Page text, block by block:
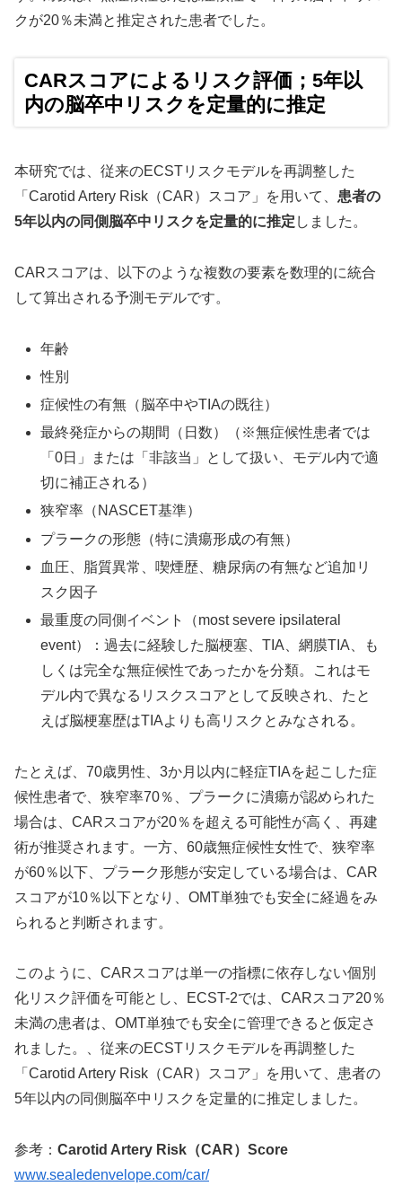
クが20％未満と推定された患者でした。
CARスコアによるリスク評価；5年以
内の脳卒中リスクを定量的に推定
本研究では、従来のECSTリスクモデルを再調整した
「Carotid Artery Risk（CAR）スコア」を用いて、 患者の
5年以内の同側脳卒中リスクを定量的に推定 しました。
CARスコアは、以下のような複数の要素を数理的に統合
して算出される予測モデルです。
年齢
性別
症候性の有無（脳卒中やTIAの既往）
最終発症からの期間（日数）（※無症候性患者では
「0日」または「非該当」として扱い、モデル内で適
切に補正される）
狭窄率（NASCET基準）
プラークの形態（特に潰瘍形成の有無）
血圧、脂質異常、喫煙歴、糖尿病の有無など追加リ
スク因子
最重度の同側イベント（most severe ipsilateral
event）：過去に経験した脳梗塞、TIA、網膜TIA、も
しくは完全な無症候性であったかを分類。これはモ
デル内で異なるリスクスコアとして反映され、たと
えば脳梗塞歴はTIAよりも高リスクとみなされる。
たとえば、70歳男性、3か月以内に軽症TIAを起こした症
候性患者で、狭窄率70％、プラークに潰瘍が認められた
場合は、CARスコアが20％を超える可能性が高く、再建
術が推奨されます。一方、60歳無症候性女性で、狭窄率
が60％以下、プラーク形態が安定している場合は、CAR
スコアが10％以下となり、OMT単独でも安全に経過をみ
られると判断されます。
このように、CARスコアは単一の指標に依存しない個別
化リスク評価を可能とし、ECST-2では、CARスコア20％
未満の患者は、OMT単独でも安全に管理できると仮定さ
れました。、従来のECSTリスクモデルを再調整した
「Carotid Artery Risk（CAR）スコア」を用いて、患者の
5年以内の同側脳卒中リスクを定量的に推定しました。
参考： Carotid Artery Risk（CAR）Score
www.sealedenvelope.com/car/